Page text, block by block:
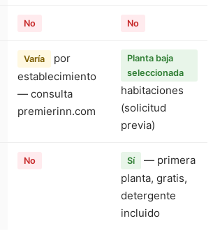
No No
Varía
por
establecimiento
— consulta
premierinn.com
Planta baja
seleccionada
habitaciones
(solicitud
previa)
No Sí
— primera
planta, gratis,
detergente
incluido